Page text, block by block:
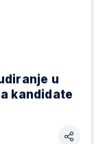
u
kandidate